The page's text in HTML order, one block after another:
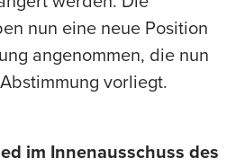
nun eine neue Position
angenommen, die nun
vorliegt.
im Innenausschuss des